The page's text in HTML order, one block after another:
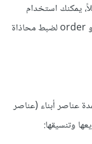
يمكنك استخدام
الخصائص المُشابهة لـ Flexbox مثل align-self و order لضبط محاذاة
عناصر أبناء (عناصر